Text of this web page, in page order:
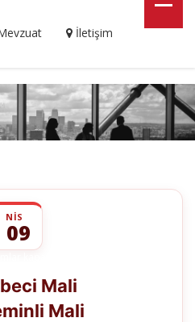
İletişim
NIS
09
Mali
Mali